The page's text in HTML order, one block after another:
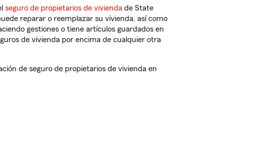
seguro de propietarios de vivienda de State
reparar o reemplazar su vivienda, así como
gestiones o tiene artículos guardados en
de vivienda por encima de cualquier otra
de seguro de propietarios de vivienda en